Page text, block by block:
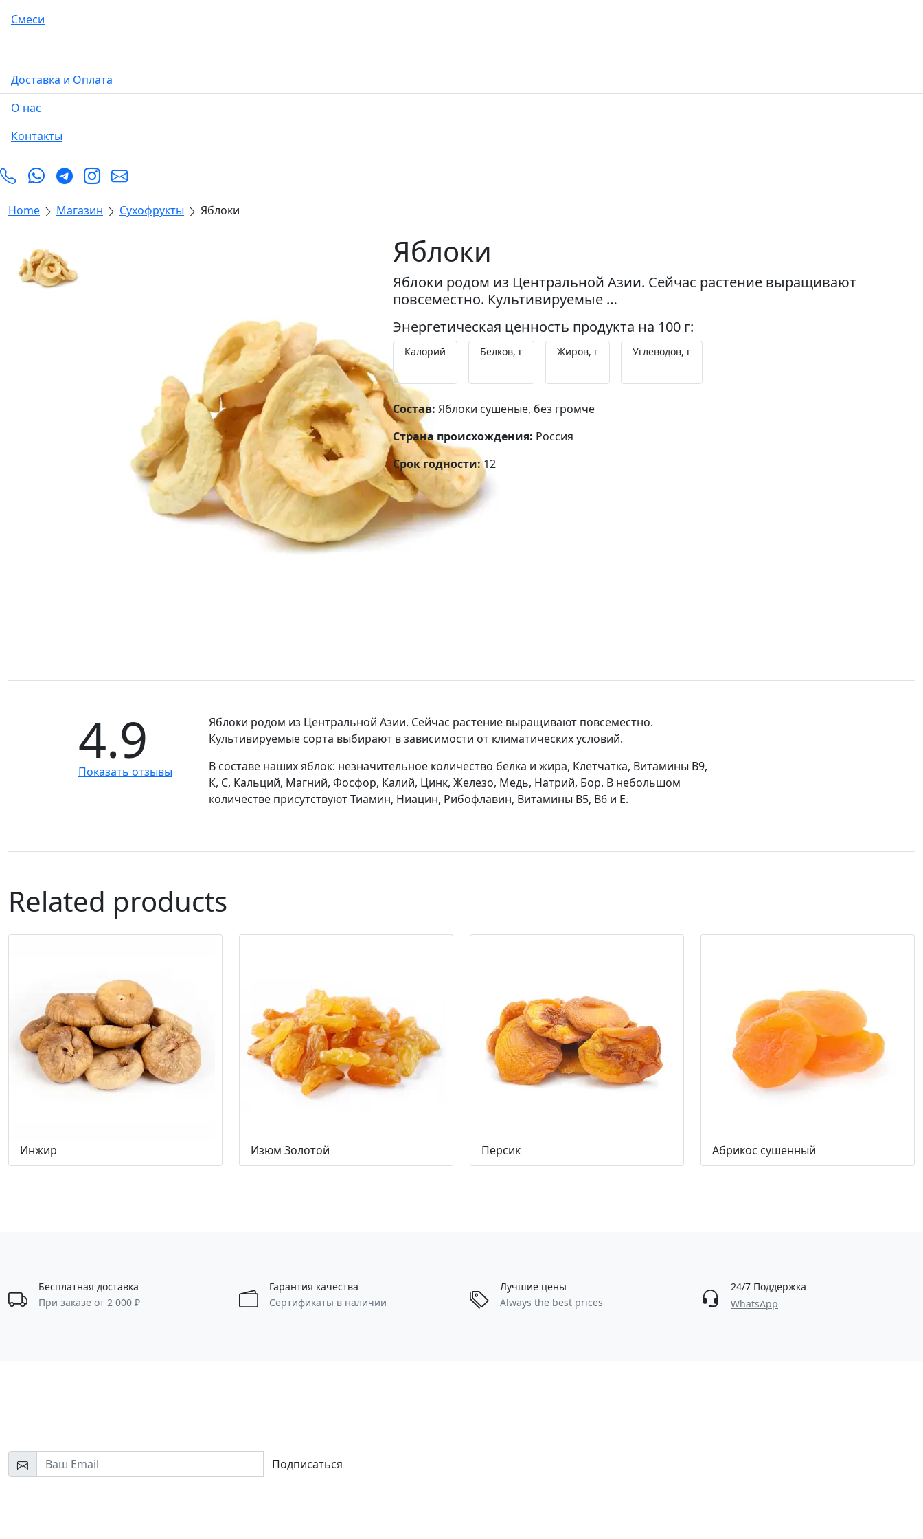
Смеси
Доставка и Оплата
О нас
Контакты
Home Магазин Сухофрукты Яблоки
Яблоки
Яблоки родом из Центральной Азии. Сейчас растение выращивают
повсеместно. Культивируемые …
Энергетическая ценность продукта на 100 г:
Калорий Белков, г Жиров, г Углеводов, г
Состав: Яблоки сушеные, без громче
Страна происхождения: Россия
Срок годности:12
4.9
Показать отзывы
Яблоки родом из Центральной Азии. Сейчас растение выращивают повсеместно.
Культивируемые сорта выбирают в зависимости от климатических условий.
В составе наших яблок: незначительное количество белка и жира, Клетчатка, Витамины В9,
К, С, Кальций, Магний, Фосфор, Калий, Цинк, Железо, Медь, Натрий, Бор. В небольшом
количестве присутствуют Тиамин, Ниацин, Рибофлавин, Витамины В5, В6 и Е.
Related products
Инжир Изюм Золотой Персик Абрикос сушенный
Бесплатная доставка
При заказе от 2 000 ₽
Гарантия качества
Сертификаты в наличии
Лучшие цены
Always the best prices
24/7 Поддержка
WhatsApp
Подписаться